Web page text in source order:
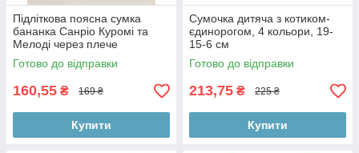
Підліткова поясна сумка
бананка Санріо Куромі та
Мелоді через плече
Готово до відправки
160,55 ₴ 169 ₴
Купити
Сумочка дитяча з котиком-
єдинорогом, 4 кольори, 19-
15-6 см
Готово до відправки
213,75 ₴ 225 ₴
Купити